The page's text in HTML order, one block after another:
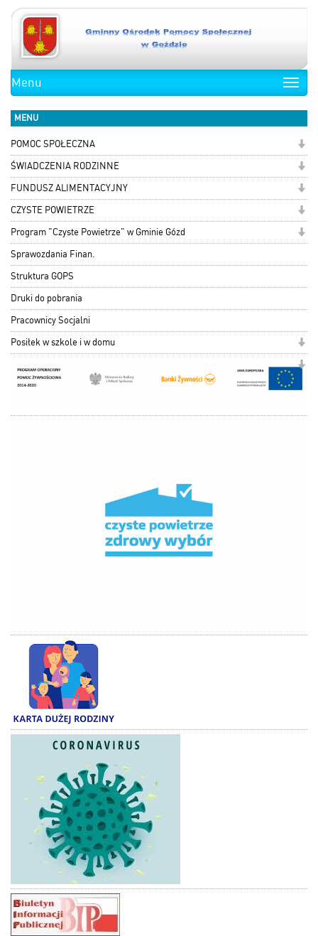
Toggle
Menu
MENU
POMOC SPOŁECZNA
ŚWIADCZENIA RODZINNE
FUNDUSZ ALIMENTACYJNY
CZYSTE POWIETRZE
Program "Czyste Powietrze" w Gminie Gózd
Sprawozdania Finan.
Struktura GOPS
Druki do pobrania
Pracownicy Socjalni
Posiłek w szkole i w domu